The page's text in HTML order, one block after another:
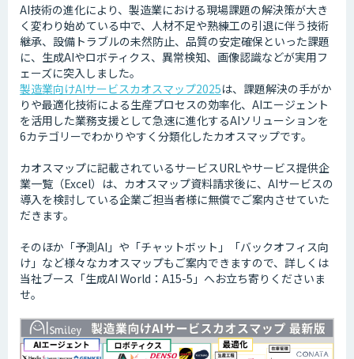
AI技術の進化により、製造業における現場課題の解決策が大き
く変わり始めている中で、人材不足や熟練工の引退に伴う技術
継承、設備トラブルの未然防止、品質の安定確保といった課題
に、生成AIやロボティクス、異常検知、画像認識などが実用フ
ェーズに突入しました。
製造業向けAIサービスカオスマップ2025は、課題解決の手がか
りや最適化技術による生産プロセスの効率化、AIエージェント
を活用した業務支援として急速に進化するAIソリューションを
6カテゴリーでわかりやすく分類化したカオスマップです。
カオスマップに記載されているサービスURLやサービス提供企
業一覧（Excel）は、カオスマップ資料請求後に、AIサービスの
導入を検討している企業ご担当者様に無償でご案内させていた
だきます。
そのほか「予測AI」や「チャットボット」「バックオフィス向
け」など様々なカオスマップもご案内できますので、詳しくは
当社ブース「生成AI World：A15-5」へお立ち寄りくださいま
せ。